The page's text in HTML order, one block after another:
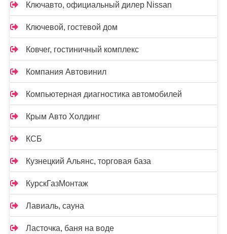
Ключавто, официальный дилер Nissan
Ключевой, гостевой дом
Ковчег, гостиничный комплекс
Компания Автовинил
Компьютерная диагностика автомобилей
Крым Авто Холдинг
КСБ
Кузнецкий Альянс, торговая база
КурскГазМонтаж
Лавиаль, сауна
Ласточка, баня на воде